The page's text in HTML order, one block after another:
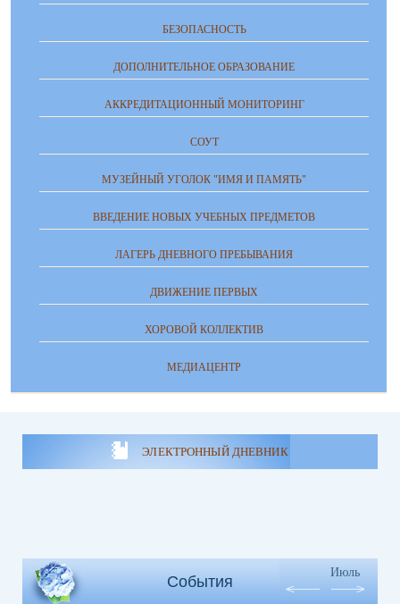
БЕЗОПАСНОСТЬ
ДОПОЛНИТЕЛЬНОЕ ОБРАЗОВАНИЕ
АККРЕДИТАЦИОННЫЙ МОНИТОРИНГ
СОУТ
МУЗЕЙНЫЙ УГОЛОК "ИМЯ И ПАМЯТЬ"
ВВЕДЕНИЕ НОВЫХ УЧЕБНЫХ ПРЕДМЕТОВ
ЛАГЕРЬ ДНЕВНОГО ПРЕБЫВАНИЯ
ДВИЖЕНИЕ ПЕРВЫХ
ХОРОВОЙ КОЛЛЕКТИВ
МЕДИАЦЕНТР
ЭЛЕКТРОННЫЙ ДНЕВНИК
События
Июль